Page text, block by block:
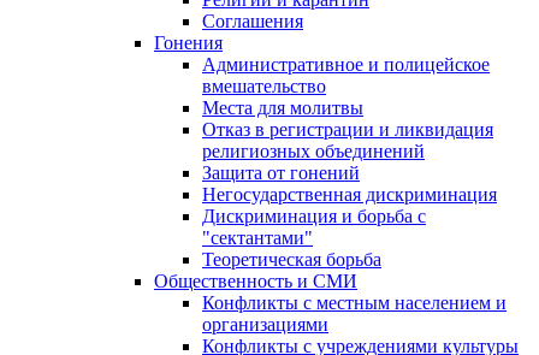
Соглашения
Гонения
Административное и полицейское
вмешательство
Места для молитвы
Отказ в регистрации и ликвидация
религиозных объединений
Защита от гонений
Негосударственная дискриминация
Дискриминация и борьба с
"сектантами"
Теоретическая борьба
Общественность и СМИ
Конфликты с местным населением и
организациями
Конфликты с учреждениями культуры